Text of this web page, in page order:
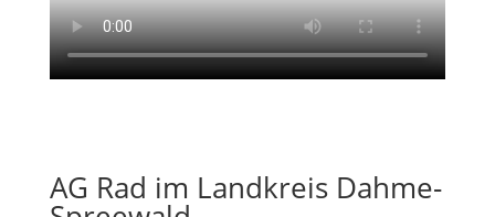
AG Rad im Landkreis Dahme-